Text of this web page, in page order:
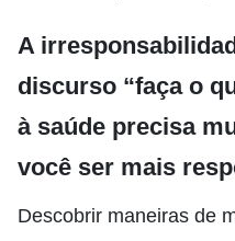
A
discurso “faça o
à saúde precisa
você ser mais
Descobrir maneiras de